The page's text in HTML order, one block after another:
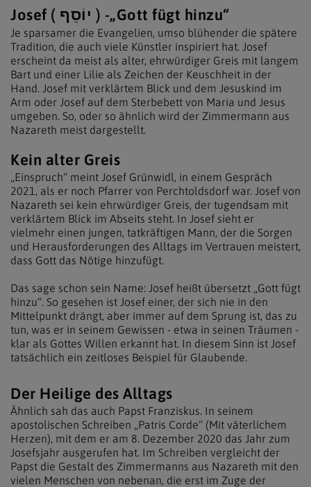
Josef ( יוֹסֵף ) -„Gott fügt hinzu“
Je sparsamer die Evangelien, umso blühender die spätere
Tradition, die auch viele Künstler inspiriert hat. Josef
erscheint da meist als alter, ehrwürdiger Greis mit langem
Bart und einer Lilie als Zeichen der Keuschheit in der
Hand. Josef mit verklärtem Blick und dem Jesuskind im
Arm oder Josef auf dem Sterbebett von Maria und Jesus
umgeben. So, oder so ähnlich wird der Zimmermann aus
Nazareth meist dargestellt.
Kein alter Greis
„Einspruch“ meint Josef Grünwidl, in einem Gespräch
2021, als er noch Pfarrer von Perchtoldsdorf war. Josef von
Nazareth sei kein ehrwürdiger Greis, der tugendsam mit
verklärtem Blick im Abseits steht. In Josef sieht er
vielmehr einen jungen, tatkräftigen Mann, der die Sorgen
und Herausforderungen des Alltags im Vertrauen meistert,
dass Gott das Nötige hinzufügt.
Das sage schon sein Name: Josef heißt übersetzt „Gott fügt
hinzu“. So gesehen ist Josef einer, der sich nie in den
Mittelpunkt drängt, aber immer auf dem Sprung ist, das zu
tun, was er in seinem Gewissen - etwa in seinen Träumen -
klar als Gottes Willen erkannt hat. In diesem Sinn ist Josef
tatsächlich ein zeitloses Beispiel für Glaubende.
Der Heilige des Alltags
Ähnlich sah das auch Papst Franziskus. In seinem
apostolischen Schreiben „Patris Corde“ (Mit väterlichem
Herzen), mit dem er am 8. Dezember 2020 das Jahr zum
Josefsjahr ausgerufen hat. Im Schreiben vergleicht der
Papst die Gestalt des Zimmermanns aus Nazareth mit den
vielen Menschen von nebenan, die erst im Zuge der